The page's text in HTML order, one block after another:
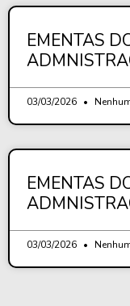
EMENTAS
03/03/2026
EMENTAS
03/03/2026